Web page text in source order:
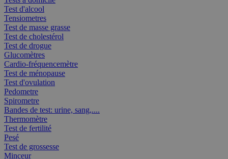
Test d'alcool
Tensiometres
Test de masse grasse
Test de cholestérol
Test de drogue
Glucomètres
Cardio-fréquencemètre
Test de ménopause
Test d'ovulation
Pedometre
Spirometre
Bandes de test: urine, sang,....
Thermomètre
Test de fertilité
Pesé
Test de grossesse
Minceur